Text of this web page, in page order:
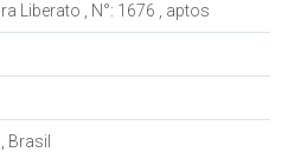
Liberato N°: 1676 aptos
Brasil